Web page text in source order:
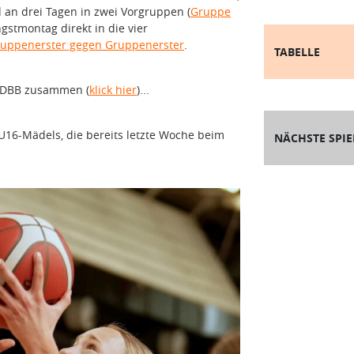
drei Tagen in zwei Vorgruppen (Gruppe
direkt in die vier
gegen Gruppenerster.
zusammen (klick hier)...
Mädels, die bereits letzte Woche beim
TABELLE
NÄCHSTE